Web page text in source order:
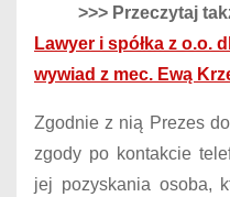
>>> Przeczytaj
Lawyer i spółka z o.o.
wywiad z mec. Ewą
Zgodnie z nią Prezes
zgody po kontakcie
jej pozyskania osoba,